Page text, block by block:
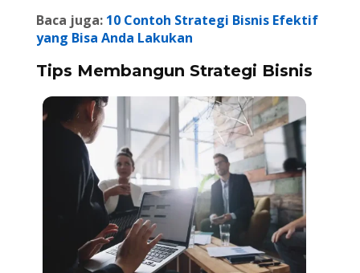
Baca juga: 10 Contoh Strategi Bisnis Efektif
yang Bisa Anda Lakukan
Tips Membangun Strategi Bisnis